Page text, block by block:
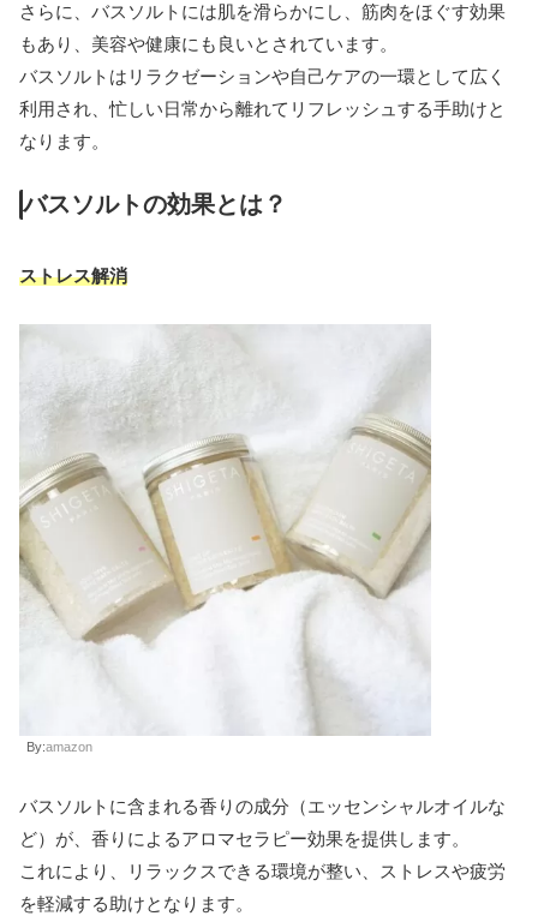
さらに、バスソルトには肌を滑らかにし、筋肉をほぐす効果
もあり、美容や健康にも良いとされています。
バスソルトはリラクゼーションや自己ケアの一環として広く
利用され、忙しい日常から離れてリフレッシュする手助けと
なります。
バスソルトの効果とは？
ストレス解消
By:amazon
バスソルトに含まれる香りの成分（エッセンシャルオイルな
ど）が、香りによるアロマセラピー効果を提供します。
これにより、リラックスできる環境が整い、ストレスや疲労
を軽減する助けとなります。